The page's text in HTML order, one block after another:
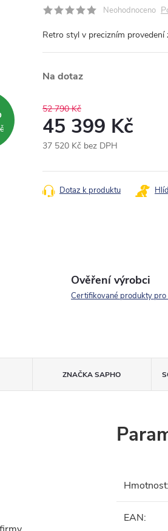
Neohodnoceno
Retro styl v precizním provedení
Na dotaz
52 790 Kč
45 399 Kč
37 520 Kč bez DPH
cena:
Dotaz k produktu
Ověření výrobci
Certifikované produkty pro
ZNAČKASAPHO
Hmotnost:
EAN: